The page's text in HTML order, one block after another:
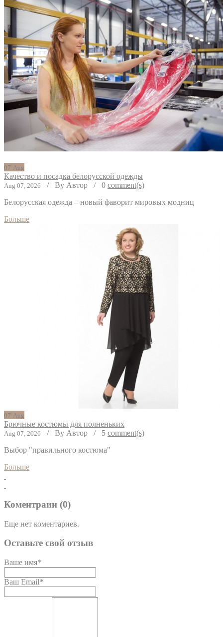
07 Aug
Качество и посадка белорусской одежды
Aug 07, 2026 / By Автор / 0 comment(s)
Белорусская одежда – новый фаворит мировых модниц
Больше
07 Aug
Брючные костюмы для полненьких
Aug 07, 2026 / By Автор / 5 comment(s)
Выбор "правильного костюма"
Больше
Коментраии (0)
Еще нет коментариев.
Оставьте свой отзыв
Ваше имя*
Ваш Email*